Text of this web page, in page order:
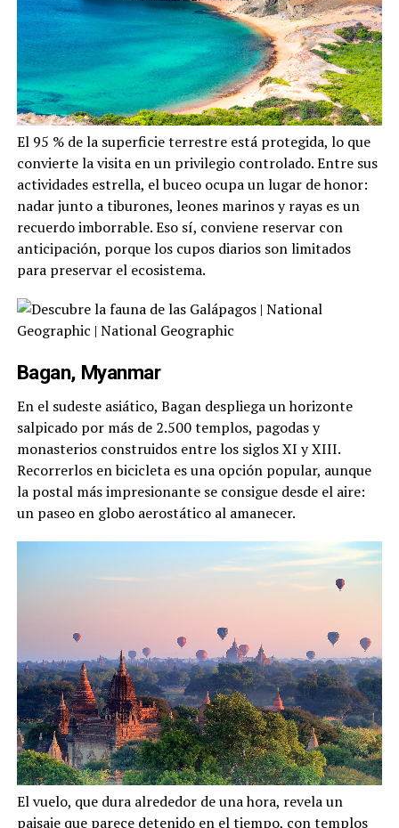
El 95 % de la superficie terrestre está protegida, lo que
convierte la visita en un privilegio controlado. Entre sus
actividades estrella, el buceo ocupa un lugar de honor:
nadar junto a tiburones, leones marinos y rayas es un
recuerdo imborrable. Eso sí, conviene reservar con
anticipación, porque los cupos diarios son limitados
para preservar el ecosistema.
Bagan, Myanmar
En el sudeste asiático, Bagan despliega un horizonte
salpicado por más de 2.500 templos, pagodas y
monasterios construidos entre los siglos XI y XIII.
Recorrerlos en bicicleta es una opción popular, aunque
la postal más impresionante se consigue desde el aire:
un paseo en globo aerostático al amanecer.
El vuelo, que dura alrededor de una hora, revela un
paisaje que parece detenido en el tiempo, con templos